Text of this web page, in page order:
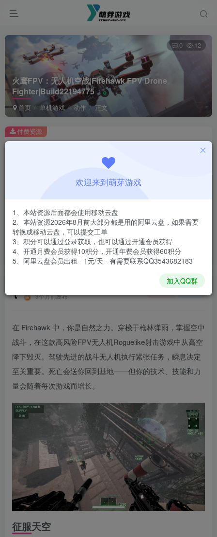
火鹰FPV：无人机空战|Firehawk FPV Drone
Fighter|Build22194775
首页 单机游戏 动作 正文
0 12
此内容为付费资源，请付费后查看
￥1
免费
登录购买
安装包大小
游戏本体大小
20.88 GB
付费资源
3个月前发布
在 Firehawk 中，你是自然之力。穿梭于枪林弹雨，掌握空中
战斗，在这款高风险FPV无人机Roguelike射击游戏中从高空
降下毁灭。驾驶先进的战斗无人机执行紧张任务，瞬息决定
至关重要。死亡会送你回到基地——但你的技术、技能和力
量会随着每次游戏而增长。
征服天空
欢迎来到萌芽游戏
1、本站资源后面都会使用移动云盘
2、本站资源2026年8月前大部分都是用的阿里云盘，如果需要
转换成移动云盘，可以提交工单
3、积分可以通过登录获取，也可以通过开通会员获得
4、开通月费会员获得10积分，开通年费会员获得60积分
5、阿里云盘会员出租 - 1元/天 - 有需要联系QQ3543682183
加入QQ群